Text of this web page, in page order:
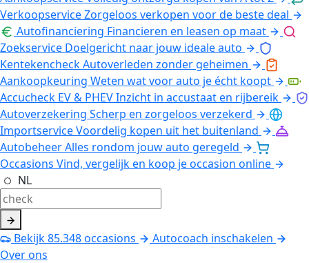
VerkoopserviceZorgeloos verkopen voor de beste deal
Autofinanciering Financieren en leasen op maat
Zoekservice Doelgericht naar jouw ideale auto
KentekencheckAutoverleden zonder geheimen
Aankoopkeuring Weten wat voor auto je écht koopt
Accucheck EV & PHEVInzicht in accustaat en rijbereik
Autoverzekering Scherp en zorgeloos verzekerd
ImportserviceVoordelig kopen uit het buitenland
AutobeheerAlles rondom jouw auto geregeld
Occasions Vind, vergelijk en koop je occasion online
NL
Bekijk85.348occasions
Autocoach inschakelen
Over ons